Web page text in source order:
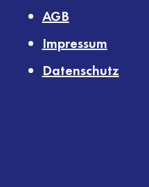
AGB
Impressum
Datenschutz